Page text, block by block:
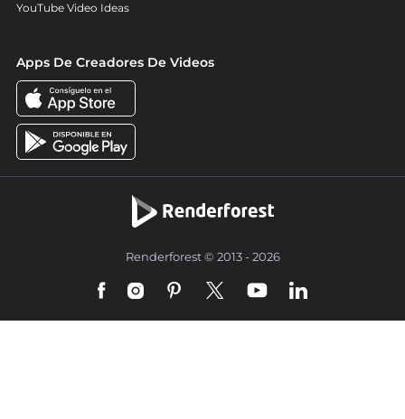
YouTube Video Ideas
Apps De Creadores De Videos
Renderforest © 2013 - 2026